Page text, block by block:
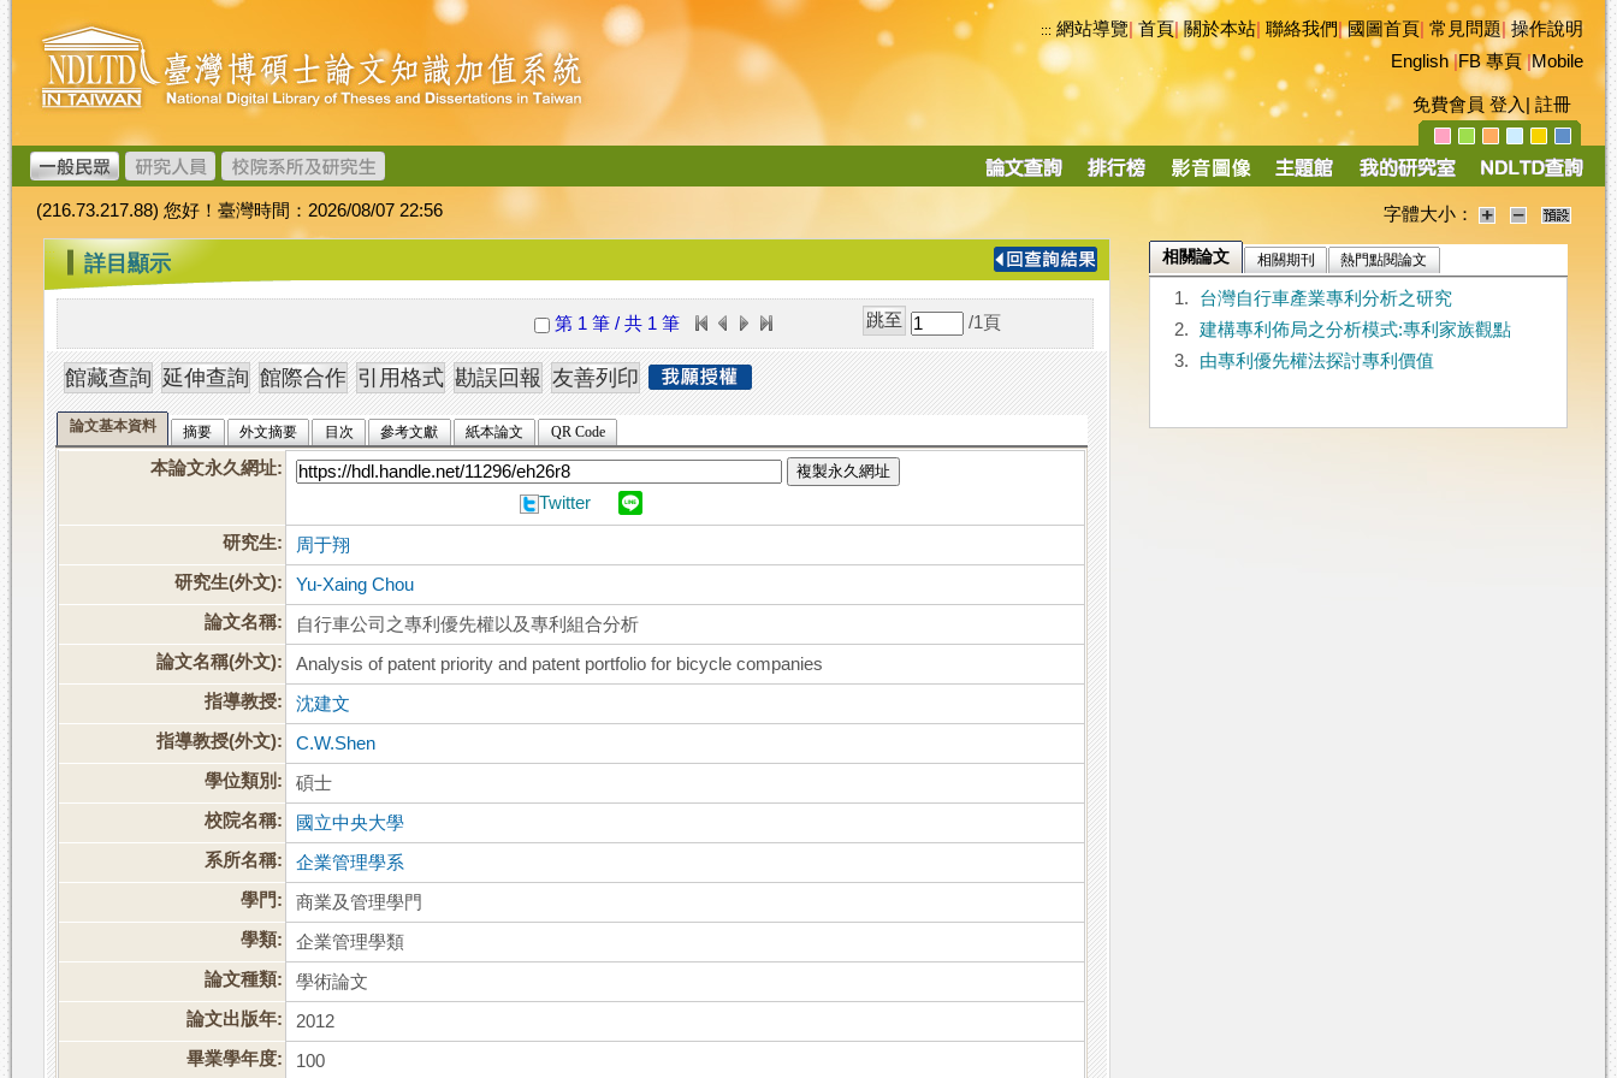
跳
到
主
要
內
容
臺
灣
博
碩
士
論
文
加
值
系
統
::: 網站導覽|首頁|關於本站 聯絡我們|國圖首頁 常見問題|操作說明
English|FB 專頁|Mobile
免費會員 登入 註冊
導
(216.73.217.88) 您好！臺灣時間：2026/08/07 22:56 字體大小：
::: 詳目顯示
第 1 筆 / 共 1 筆 /1 頁
論文基本資料 摘要 外文摘要 目次 參考文獻 紙本論文 QR Code
本論文永久網址: 複製永久網址
Twitter
研究生:
周于翔
研究生(外文):
Yu-Xaing Chou
論文名稱:
自行車公司之專利優先權以及專利組合分析
論文名稱(外文):
Analysis of patent priority and patent portfolio for bicycle companies
指導教授:
沈建文
指導教授(外文):
C.W.Shen
學位類別:
碩士
校院名稱:
國立中央大學
系所名稱:
企業管理學系
學門:
商業及管理學門
學類:
企業管理學類
論文種類:
學術論文
論文出版年:
2012
畢業學年度:
100
相關論文 相關期刊 熱門點閱論文
1.
台灣自行車產業專利分析之研究
2.
建構專利佈局之分析模式:專利家族觀點
3.
由專利優先權法探討專利價值